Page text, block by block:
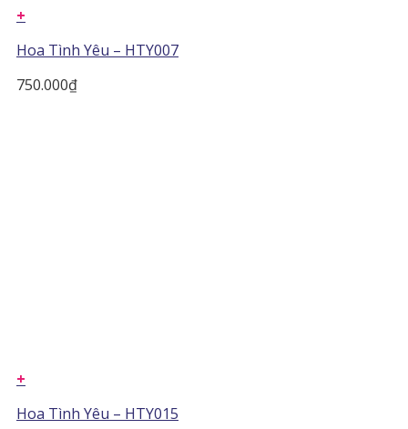
+
Hoa Tình Yêu – HTY007
750.000₫
+
Hoa Tình Yêu – HTY015